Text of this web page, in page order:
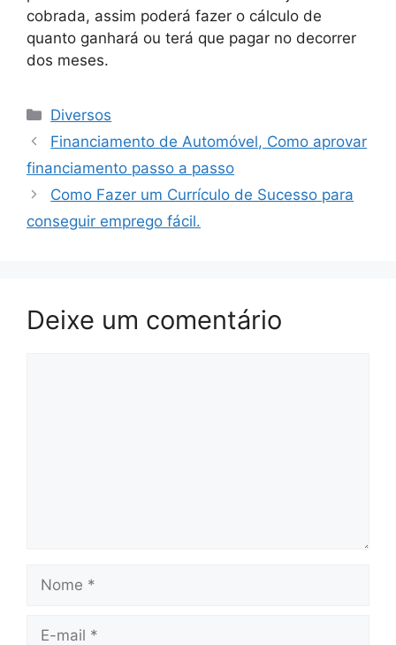
cobrada, assim poderá fazer o cálculo de
quanto ganhará ou terá que pagar no decorrer
dos meses.
Categorias
Diversos
Financiamento de Automóvel, Como aprovar
financiamento passo a passo
Como Fazer um Currículo de Sucesso para
conseguir emprego fácil.
Deixe um comentário
Nome